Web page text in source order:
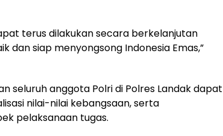
terus dilakukan secara berkelanjutan
dan siap menyongsong Indonesia Emas,”
seluruh anggota Polri di Polres Landak dapat
nilai-nilai kebangsaan, serta
pelaksanaan tugas.